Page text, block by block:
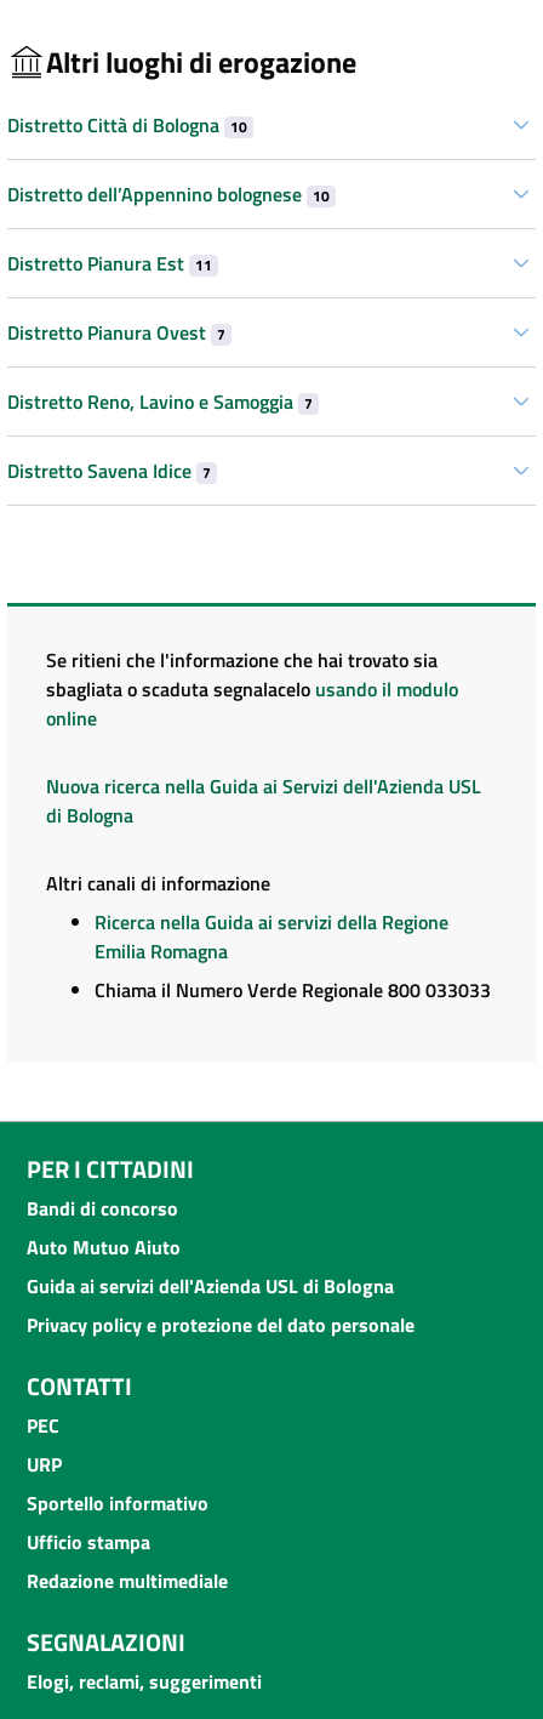
Altri luoghi di erogazione
Distretto Città di Bologna 10
Distretto dell’Appennino bolognese 10
Distretto Pianura Est 11
Distretto Pianura Ovest 7
Distretto Reno, Lavino e Samoggia 7
Distretto Savena Idice 7
Se ritieni che l'informazione che hai trovato sia
sbagliata o scaduta segnalacelo usando il modulo
online
Nuova ricerca nella Guida ai Servizi dell'Azienda USL
di Bologna
Altri canali di informazione
Ricerca nella Guida ai servizi della Regione
Emilia Romagna
Chiama il Numero Verde Regionale 800 033033
PER I CITTADINI
Bandi di concorso
Auto Mutuo Aiuto
Guida ai servizi dell'Azienda USL di Bologna
Privacy policy e protezione del dato personale
CONTATTI
PEC
URP
Sportello informativo
Ufficio stampa
Redazione multimediale
SEGNALAZIONI
Elogi, reclami, suggerimenti